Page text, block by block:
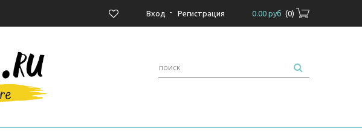
0.00 руб (0)
Вход - Регистрация